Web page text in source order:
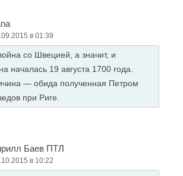
в 01:39
со Швецией, а значит, и
началась 19 августа 1700 года.
— обида полученная Петром
при Риге.
Баев ПТЛ
в 10:22